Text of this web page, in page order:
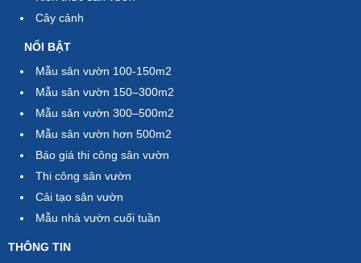
Cây cảnh
NỔI BẬT
Mẫu sân vườn 100-150m2
Mẫu sân vườn 150–300m2
Mẫu sân vườn 300–500m2
Mẫu sân vườn hơn 500m2
Báo giá thi công sân vườn
Thi công sân vườn
Cải tạo sân vườn
Mẫu nhà vườn cuối tuần
THÔNG TIN